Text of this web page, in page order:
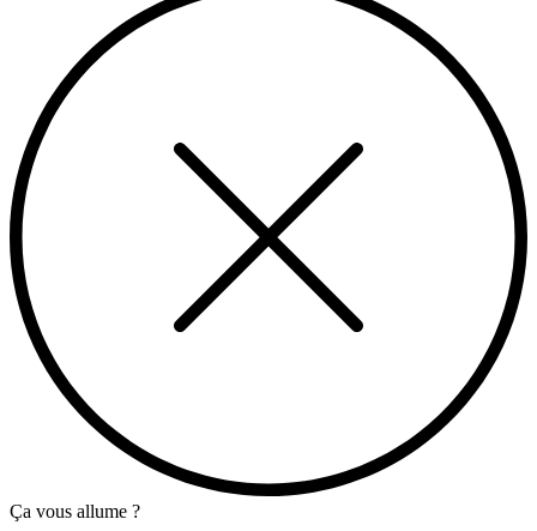
Ça vous allume ?